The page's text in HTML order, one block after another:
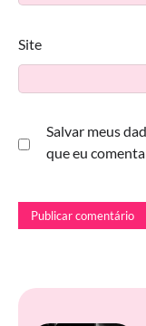
Site
Salvar meus
que eu